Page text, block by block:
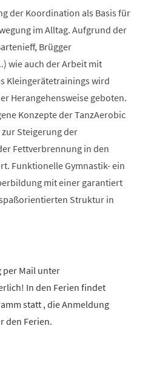
der Koordination als Basis für
im Alltag. Aufgrund der
Brügger
wie auch der Arbeit mit
Kleingerätetrainings wird
Herangehensweise geboten.
Konzepte der TanzAerobic
Steigerung der
Fettverbrennung in den
Funktionelle Gymnastik- ein
mit einer garantiert
Struktur in
per Mail unter
In den Ferien findet
statt , die Anmeldung
den Ferien.